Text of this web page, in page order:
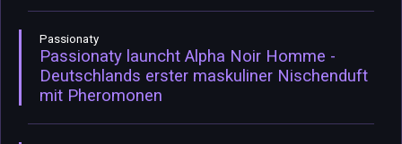
Passionaty
Passionaty launcht Alpha Noir Homme -
Deutschlands erster maskuliner Nischenduft
mit Pheromonen